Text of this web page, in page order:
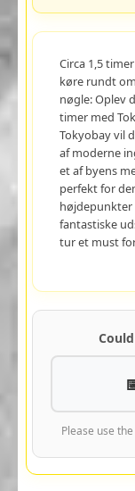
Circa 1,5
køre rundt
nøgle: Oplev
timer med
Tokyobay vil
af moderne
et af byens
perfekt for
højdepunkter
fantastiske
tur et must
Please use